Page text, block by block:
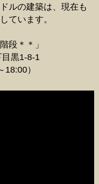
ルの建築は、現在も
ています。
段＊＊」
黒1-8-1
）